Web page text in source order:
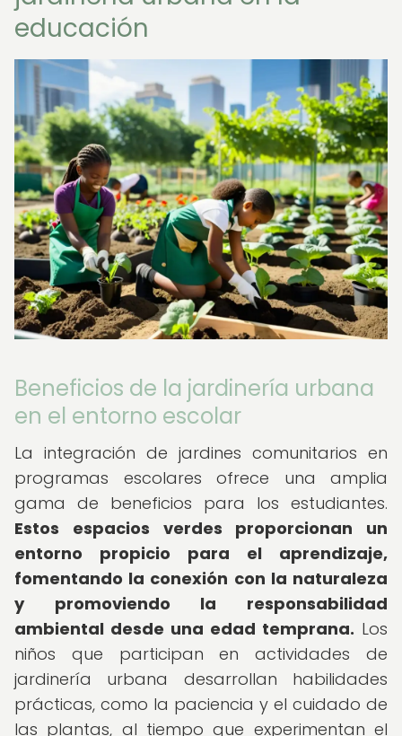
educación
Beneficios de la jardinería urbana
en el entorno escolar
La integración de jardines comunitarios en
programas escolares ofrece una amplia
gama de beneficios para los estudiantes.
Estos espacios verdes proporcionan un
entorno propicio para el aprendizaje,
fomentando la conexión con la naturaleza
y promoviendo la responsabilidad
ambiental desde una edad temprana. Los
niños que participan en actividades de
jardinería urbana desarrollan habilidades
prácticas, como la paciencia y el cuidado de
las plantas, al tiempo que experimentan el